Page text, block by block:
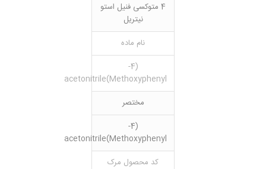
4 متوکسی فنیل استو
نیتریل
نام ماده
(4-
Methoxyphenyl)acetonitrile
مختصر
(4-
Methoxyphenyl)acetonitrile
کد محصول مرک